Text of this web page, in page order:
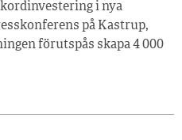
i nya
på Kastrup,
förutspås skapa 4 000